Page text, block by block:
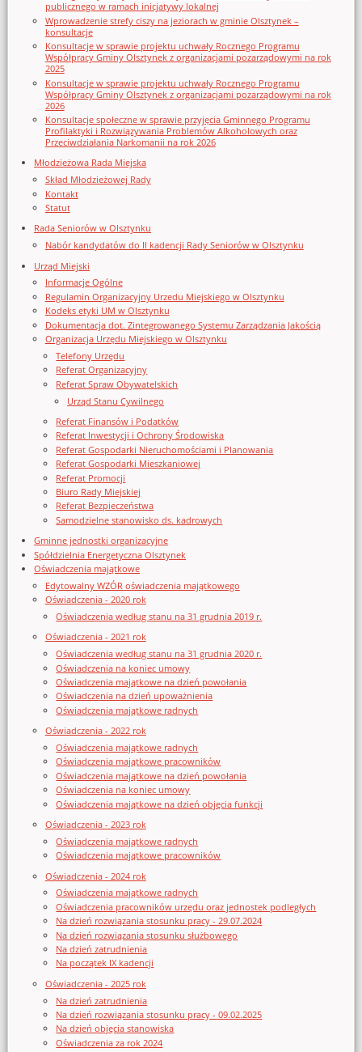
publicznego w ramach inicjatywy lokalnej
Wprowadzenie strefy ciszy na jeziorach w gminie Olsztynek –
konsultacje
Konsultacje w sprawie projektu uchwały Rocznego Programu
Współpracy Gminy Olsztynek z organizacjami pozarządowymi na rok
2025
Konsultacje w sprawie projektu uchwały Rocznego Programu
Współpracy Gminy Olsztynek z organizacjami pozarządowymi na rok
2026
Konsultacje społeczne w sprawie przyjęcia Gminnego Programu
Profilaktyki i Rozwiązywania Problemów Alkoholowych oraz
Przeciwdziałania Narkomanii na rok 2026
Młodzieżowa Rada Miejska
Skład Młodzieżowej Rady
Kontakt
Statut
Rada Seniorów w Olsztynku
Nabór kandydatów do II kadencji Rady Seniorów w Olsztynku
Urząd Miejski
Informacje Ogólne
Regulamin Organizacyjny Urzedu Miejskiego w Olsztynku
Kodeks etyki UM w Olsztynku
Dokumentacja dot. Zintegrowanego Systemu Zarządzania Jakością
Organizacja Urzędu Miejskiego w Olsztynku
Telefony Urzędu
Referat Organizacyjny
Referat Spraw Obywatelskich
Urząd Stanu Cywilnego
Referat Finansów i Podatków
Referat Inwestycji i Ochrony Środowiska
Referat Gospodarki Nieruchomościami i Planowania
Referat Gospodarki Mieszkaniowej
Referat Promocji
Biuro Rady Miejskiej
Referat Bezpieczeństwa
Samodzielne stanowisko ds. kadrowych
Gminne jednostki organizacyjne
Spółdzielnia Energetyczna Olsztynek
Oświadczenia majątkowe
Edytowalny WZÓR oświadczenia majątkowego
Oświadczenia - 2020 rok
Oświadczenia według stanu na 31 grudnia 2019 r.
Oświadczenia - 2021 rok
Oświadczenia według stanu na 31 grudnia 2020 r.
Oświadczenia na koniec umowy
Oświadczenia majątkowe na dzień powołania
Oświadczenia na dzień upoważnienia
Oświadczenia majątkowe radnych
Oświadczenia - 2022 rok
Oświadczenia majątkowe radnych
Oświadczenia majątkowe pracowników
Oświadczenia majątkowe na dzień powołania
Oświadczenia na koniec umowy
Oświadczenia majątkowe na dzień objęcia funkcji
Oświadczenia - 2023 rok
Oświadczenia majątkowe radnych
Oświadczenia majątkowe pracowników
Oświadczenia - 2024 rok
Oświadczenia majątkowe radnych
Oświadczenia pracowników urzędu oraz jednostek podległych
Na dzień rozwiązania stosunku pracy - 29.07.2024
Na dzień rozwiązania stosunku służbowego
Na dzień zatrudnienia
Na początek IX kadencji
Oświadczenia - 2025 rok
Na dzień zatrudnienia
Na dzień rozwiązania stosunku pracy - 09.02.2025
Na dzień objęcia stanowiska
Oświadczenia za rok 2024